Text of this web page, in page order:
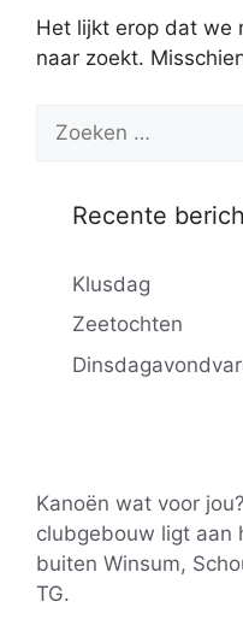
Het lijkt erop dat we
naar zoekt.
naar:
Recente
Klusdag
Zeetochten
Kanoën wat voor
clubgebouw ligt aan
buiten Winsum,
TG.